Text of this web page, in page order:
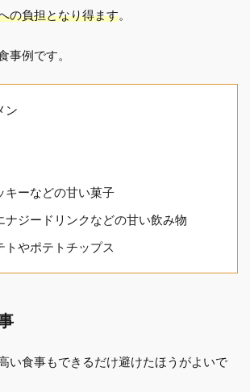
の負担となり得ます。
事例です。
ン
キーなどの甘い菓子
ナジードリンクなどの甘い飲み物
トやポテトチップス
い食事もできるだけ避けたほうがよいで